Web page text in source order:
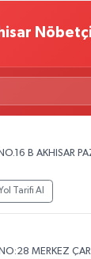
B AKHISAR
Yol Tarifi Al
MERKEZ